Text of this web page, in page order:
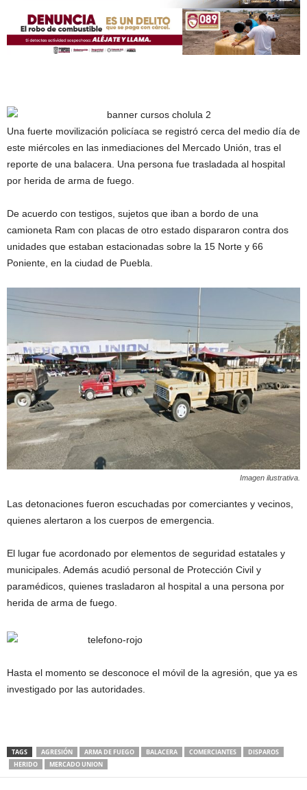
Una fuerte movilización policíaca se registró cerca del medio día de
este miércoles en las inmediaciones del Mercado Unión, tras el
reporte de una balacera. Una persona fue trasladada al hospital
por herida de arma de fuego.
De acuerdo con testigos, sujetos que iban a bordo de una
camioneta Ram con placas de otro estado dispararon contra dos
unidades que estaban estacionadas sobre la 15 Norte y 66
Poniente, en la ciudad de Puebla.
Imagen ilustrativa.
Las detonaciones fueron escuchadas por comerciantes y vecinos,
quienes alertaron a los cuerpos de emergencia.
El lugar fue acordonado por elementos de seguridad estatales y
municipales. Además acudió personal de Protección Civil y
paramédicos, quienes trasladaron al hospital a una persona por
herida de arma de fuego.
Hasta el momento se desconoce el móvil de la agresión, que ya es
investigado por las autoridades.
TAGS AGRESIÓN ARMA DE FUEGO BALACERA COMERCIANTES
DISPAROS
HERIDO
MERCADO UNION